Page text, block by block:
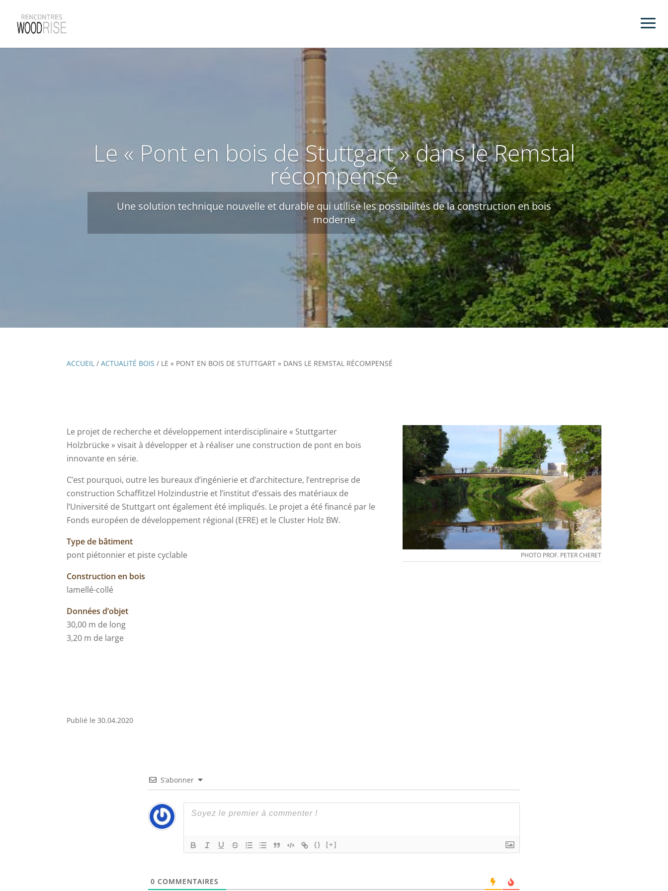
Le « Pont en bois de Stuttgart » dans le Remstal
récompensé
Une solution technique nouvelle et durable qui utilise les possibilités de la construction en bois
moderne
ACCUEIL / ACTUALITÉ BOIS / LE « PONT EN BOIS DE STUTTGART » DANS LE REMSTAL RÉCOMPENSÉ
PHOTO PROF. PETER CHERET
Le projet de recherche et développement interdisciplinaire « Stuttgarter
Holzbrücke » visait à développer et à réaliser une construction de pont en bois
innovante en série.
C’est pourquoi, outre les bureaux d’ingénierie et d’architecture, l’entreprise de
construction Schaffitzel Holzindustrie et l’institut d’essais des matériaux de
l’Université de Stuttgart ont également été impliqués. Le projet a été financé par le
Fonds européen de développement régional (EFRE) et le Cluster Holz BW.
Type de bâtiment
pont piétonnier et piste cyclable
Construction en bois
lamellé-collé
Données d’objet
30,00 m de long
3,20 m de large
Publié le 30.04.2020
S’abonner
{} [+]
0 COMMENTAIRES